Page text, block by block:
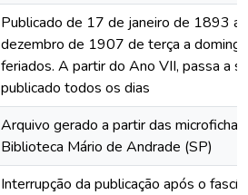
Publicado de 17 de janeiro de 1893 a
dezembro de 1907 de terça a
feriados. A partir do Ano VII, passa a
publicado todos os dias
Arquivo gerado a partir das
Biblioteca Mário de Andrade (SP)
Interrupção da publicação após o